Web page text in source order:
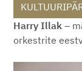
Harry Illak –
orkestrite